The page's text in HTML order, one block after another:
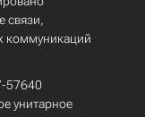
связи,
коммуникаций
57640
унитарное